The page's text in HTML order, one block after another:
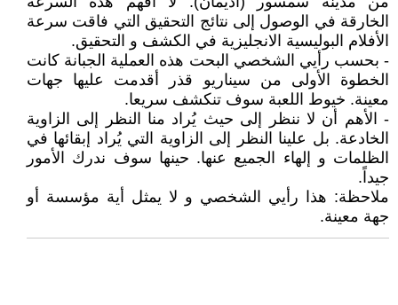
الخارقة في الوصول إلى نتائج التحقيق التي فاقت سرعة
الأفلام البوليسية الانجليزية في الكشف و التحقيق.
- بحسب رأيي الشخصي البحت هذه العملية الجبانة كانت
الخطوة الأولى من سيناريو قذر أقدمت عليها جهات
معينة. خيوط اللعبة سوف تنكشف سريعا.
- الأهم أن لا ننظر إلى حيث يُراد منا النظر إلى الزاوية
الخادعة. بل علينا النظر إلى الزاوية التي يُراد إبقائها في
الظلمات و إلهاء الجميع عنها. حينها سوف ندرك الأمور
جيداً.
ملاحظة: هذا رأيي الشخصي و لا يمثل أية مؤسسة أو
جهة معينة.